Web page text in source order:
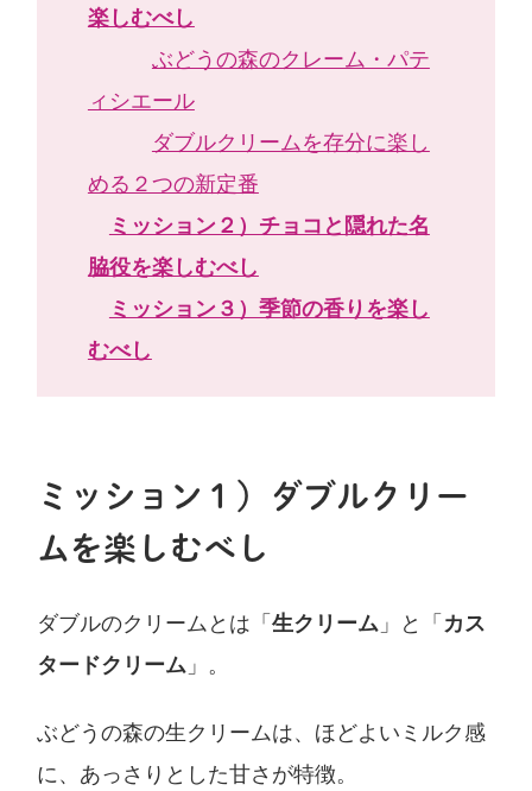
楽しむべし
ぶどうの森のクレーム・パテ
ィシエール
ダブルクリームを存分に楽し
める２つの新定番
ミッション２）チョコと隠れた名
脇役を楽しむべし
ミッション３）季節の香りを楽し
むべし
ミッション１）ダブルクリー
ムを楽しむべし
ダブルのクリームとは「生クリーム 」と「カス
タードクリーム 」。
ぶどうの森の生クリームは、ほどよいミルク感
に、あっさりとした甘さが特徴。